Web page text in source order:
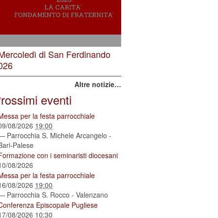
di San Ferdinando
Altre notizie…
eventi
per la festa parrocchiale
08/2026 19:00
Parrocchia S. Michele Arcangelo -
Palese
con i seminaristi diocesani
08/2026
per la festa parrocchiale
08/2026 19:00
Parrocchia S. Rocco - Valenzano
Episcopale Pugliese
08/2026 10:30